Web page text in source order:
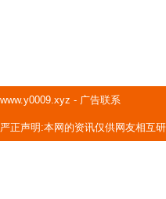
www.y0009.xyz - 广告联系
严正声明:本网的资讯仅供网友相互